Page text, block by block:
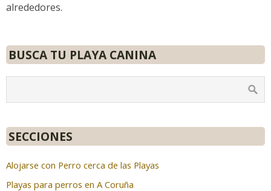
alrededores.
BUSCA TU PLAYA CANINA
SECCIONES
Alojarse con Perro cerca de las Playas
Playas para perros en A Coruña